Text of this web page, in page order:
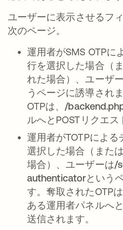
ユーザーに表示させるフ
次のページ。
運用者がSMS OTPに
行を選択した場合（
れた場合）、ユーザ
うページに誘導され
OTPは、 /
ルへとPOSTリクエス
運用者がTOTPによ
選択した場合（また
場合）、ユーザーは/
authenticatorという
す。奪取されたOTPは
ある運用者パネルへ
送信されます。